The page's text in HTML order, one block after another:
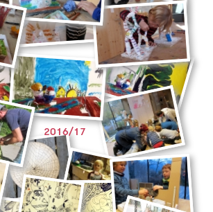
2016/17